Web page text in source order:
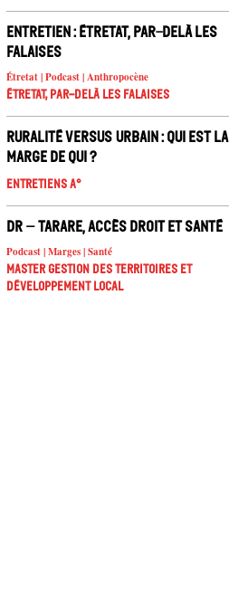
Entretien : Étretat, par-delà les
falaises
Étretat | Podcast | Anthropocène
Étretat, par-delà les falaises
Ruralité versus urbain : qui est la
marge de qui ?
Entretiens A°
DR – Tarare, accès droit et santé
Podcast | Marges | Santé
Master Gestion des territoires et
développement local